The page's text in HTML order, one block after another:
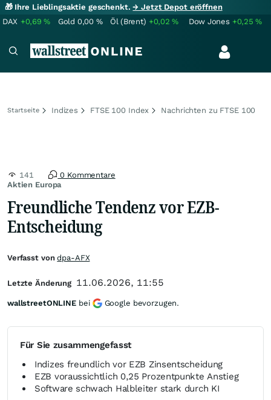
🎁 Ihre Lieblingsaktie geschenkt.→ Jetzt Depot eröffnen
DAX +0,69% Gold 0,00 % Öl (Brent) +0,02% Dow Jones +0,25%
Startseite Indizes FTSE 100 Index Nachrichten zu FTSE 100
Aktien Europa
141 0 Kommentare
Freundliche Tendenz vor EZB-
Entscheidung
Für Sie zusammengefasst
Indizes freundlich vor EZB Zinsentscheidung
EZB voraussichtlich 0,25 Prozentpunkte Anstieg
Software schwach Halbleiter stark durch KI
Verfasst vondpa-AFX
Letzte Änderung 11.06.2026, 11:55
wallstreetONLINE bei Google bevorzugen.